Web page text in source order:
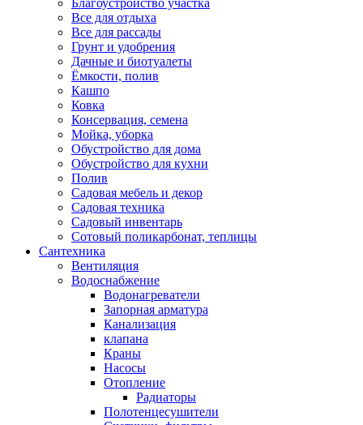
Благоустройство участка
Все для отдыха
Все для рассады
Грунт и удобрения
Дачные и биотуалеты
Ёмкости, полив
Кашпо
Ковка
Консервация, семена
Мойка, уборка
Обустройство для дома
Обустройство для кухни
Полив
Садовая мебель и декор
Садовая техника
Садовый инвентарь
Сотовый поликарбонат, теплицы
Сантехника
Вентиляция
Водоснабжение
Водонагреватели
Запорная арматура
Канализация
клапана
Краны
Насосы
Отопление
Радиаторы
Полотенцесушители